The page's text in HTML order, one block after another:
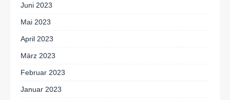
Juni 2023
Mai 2023
April 2023
März 2023
Februar 2023
Januar 2023